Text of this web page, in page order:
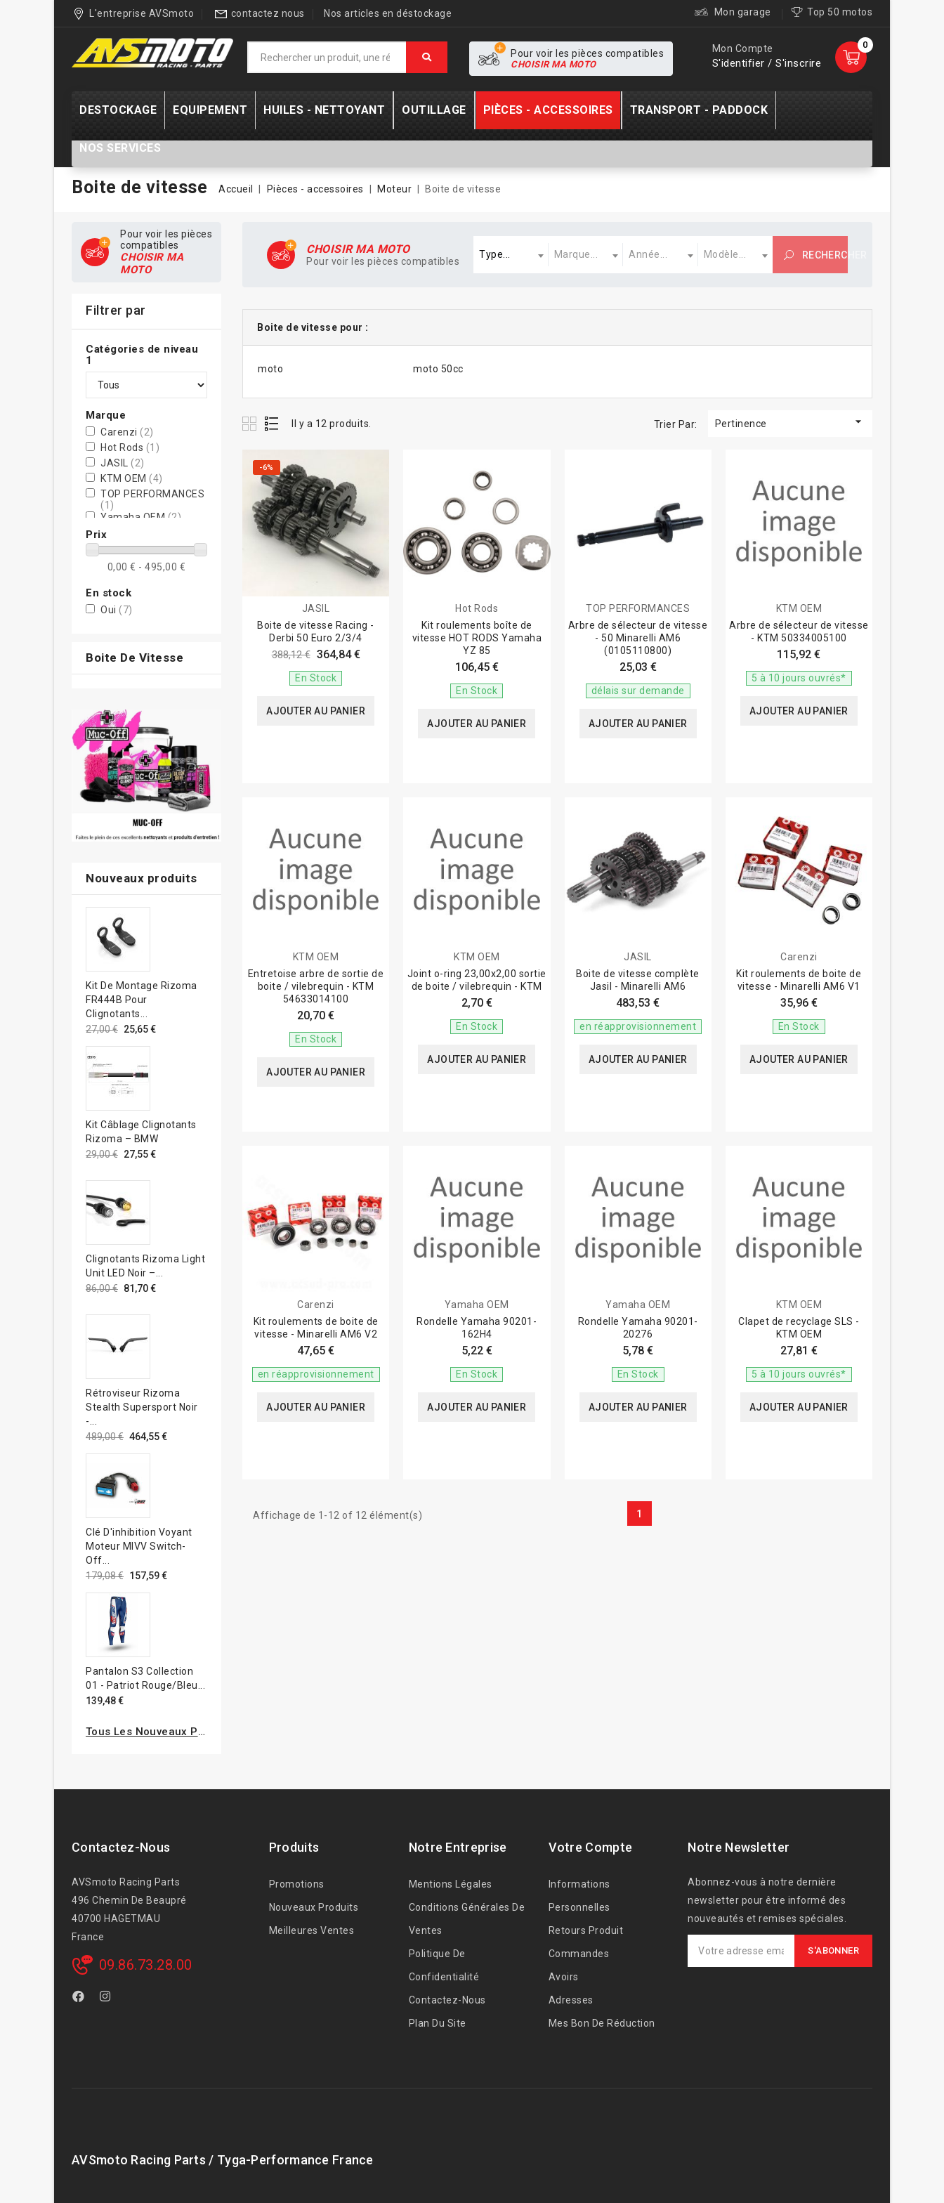
L'entreprise AVSmoto contactez nous Nos articles en déstockage Mon garage Top 50 motos
0
Mon Compte
S'identifier / S'inscrire
Pour voir les pièces compatibles
CHOISIR MA MOTO
DESTOCKAGE EQUIPEMENT HUILES - NETTOYANT OUTILLAGE PIÈCES - ACCESSOIRES TRANSPORT - PADDOCK
NOS SERVICES
Boite de vitesse Accueil Pièces - accessoires Moteur Boite de vitesse
Pour voir les pièces
compatibles
CHOISIR MA
MOTO
Filtrer par
Catégories de niveau
1
Marque
Carenzi (2)
Hot Rods (1)
JASIL (2)
KTM OEM (4)
TOP PERFORMANCES
(1)
Yamaha OEM (2)
Prix
0,00 € - 495,00 €
En stock
Oui (7)
Boite De Vitesse
Nouveaux produits
Kit De Montage Rizoma
FR444B Pour
Clignotants...
27,00 € 25,65 €
Kit Câblage Clignotants
Rizoma – BMW
29,00 € 27,55 €
Clignotants Rizoma Light
Unit LED Noir –...
86,00 € 81,70 €
Rétroviseur Rizoma
Stealth Supersport Noir
-...
489,00 € 464,55 €
Clé D'inhibition Voyant
Moteur MIVV Switch-
Off...
179,08 € 157,59 €
Pantalon S3 Collection
01 - Patriot Rouge/bleu...
139,48 €
Tous Les Nouveaux Produits
CHOISIR MA MOTO
Pour voir les pièces compatibles
Type...
Marque...
Année...
Modèle...
RECHERCHER
Boite de vitesse pour :
moto moto 50cc
Il y a 12 produits. Trier Par: Pertinence 
-6%
JASIL
Boite de vitesse Racing -
Derbi 50 Euro 2/3/4
388,12 € 364,84 €
En Stock
AJOUTER AU PANIER
Hot Rods
Kit roulements boîte de
vitesse HOT RODS Yamaha
YZ 85
106,45 €
En Stock
AJOUTER AU PANIER
TOP PERFORMANCES
Arbre de sélecteur de vitesse
- 50 Minarelli AM6
(0105110800)
25,03 €
délais sur demande
AJOUTER AU PANIER
KTM OEM
Arbre de sélecteur de vitesse
- KTM 50334005100
115,92 €
5 à 10 jours ouvrés*
AJOUTER AU PANIER
KTM OEM
Entretoise arbre de sortie de
boite / vilebrequin - KTM
54633014100
20,70 €
En Stock
AJOUTER AU PANIER
KTM OEM
Joint o-ring 23,00x2,00 sortie
de boite / vilebrequin - KTM
2,70 €
En Stock
AJOUTER AU PANIER
JASIL
Boite de vitesse complète
Jasil - Minarelli AM6
483,53 €
en réapprovisionnement
AJOUTER AU PANIER
Carenzi
Kit roulements de boite de
vitesse - Minarelli AM6 V1
35,96 €
En Stock
AJOUTER AU PANIER
Carenzi
Kit roulements de boite de
vitesse - Minarelli AM6 V2
47,65 €
en réapprovisionnement
AJOUTER AU PANIER
Yamaha OEM
Rondelle Yamaha 90201-
162H4
5,22 €
En Stock
AJOUTER AU PANIER
Yamaha OEM
Rondelle Yamaha 90201-
20276
5,78 €
En Stock
AJOUTER AU PANIER
KTM OEM
Clapet de recyclage SLS -
KTM OEM
27,81 €
5 à 10 jours ouvrés*
AJOUTER AU PANIER
Affichage de 1-12 of 12 élément(s) 1
Contactez-Nous
AVSmoto Racing Parts
496 Chemin De Beaupré
40700 HAGETMAU
France
09.86.73.28.00
Produits
Promotions
Nouveaux Produits
Meilleures Ventes
Notre Entreprise
Mentions Légales
Conditions Générales De
Ventes
Politique De
Confidentialité
Contactez-Nous
Plan Du Site
Votre Compte
Informations
Personnelles
Retours Produit
Commandes
Avoirs
Adresses
Mes Bon De Réduction
Notre Newsletter
Abonnez-vous à notre dernière
newsletter pour être informé des
nouveautés et remises spéciales.
AVSmoto Racing Parts / Tyga-Performance France